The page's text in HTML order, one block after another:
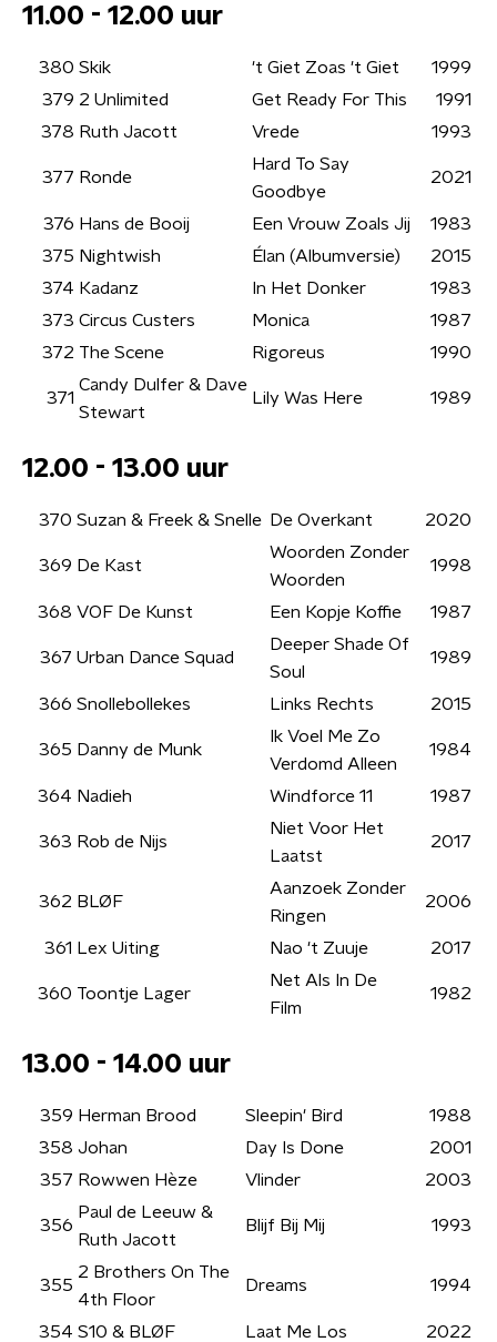
11.00 - 12.00 uur
380 Skik 't Giet Zoas 't Giet
1999
379 2 Unlimited Get Ready For This
1991
378 Ruth Jacott Vrede 1993
377 Ronde
Hard To Say
Goodbye
2021
376 Hans de Booij Een Vrouw Zoals Jij
1983
375 Nightwish Élan (Albumversie)
2015
374 Kadanz In Het Donker
1983
373 Circus Custers Monica
1987
372 The Scene Rigoreus 1990
371
Candy Dulfer & Dave
Stewart
Lily Was Here 1989
12.00 - 13.00 uur
370 Suzan & Freek & Snelle De Overkant 2020
369 De Kast
Woorden Zonder
Woorden
1998
368 VOF De Kunst Een Kopje Koffie 1987
367 Urban Dance Squad
Deeper Shade Of
Soul
1989
366 Snollebollekes Links Rechts 2015
365 Danny de Munk
Ik Voel Me Zo
Verdomd Alleen
1984
364 Nadieh Windforce 11 1987
363 Rob de Nijs
Niet Voor Het
Laatst
2017
362 BLØF
Aanzoek Zonder
Ringen
2006
361 Lex Uiting Nao 't Zuuje 2017
360 Toontje Lager
Net Als In De
Film
1982
13.00 - 14.00 uur
359 Herman Brood Sleepin' Bird
1988
358 Johan Day Is Done
2001
357 Rowwen Hèze Vlinder 2003
356
Paul de Leeuw &
Ruth Jacott
Blijf Bij Mij 1993
355
2 Brothers On The
4th Floor
Dreams 1994
354 S10 & BLØF Laat Me Los
2022